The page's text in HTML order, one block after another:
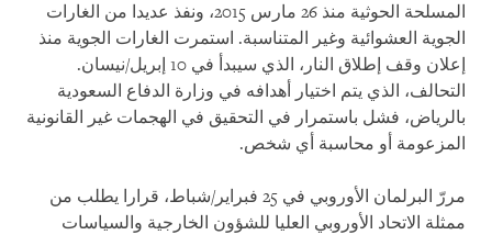
المسلحة الحوثية منذ 26 مارس 2015، ونفذ عديدا من الغارات
الجوية العشوائية وغير المتناسبة. استمرت الغارات الجوية منذ
إعلان وقف إطلاق النار، الذي سيبدأ في 10 إبريل/نيسان.
التحالف، الذي يتم اختيار أهدافه في وزارة الدفاع السعودية
بالرياض، فشل باستمرار في التحقيق في الهجمات غير القانونية
المزعومة أو محاسبة أي شخص.
مررّ البرلمان الأوروبي في 25 فبراير/شباط، قرارا يطلب من
ممثلة الاتحاد الأوروبي العليا للشؤون الخارجية والسياسات